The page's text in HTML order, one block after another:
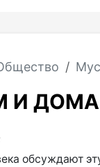
И
обсуждают